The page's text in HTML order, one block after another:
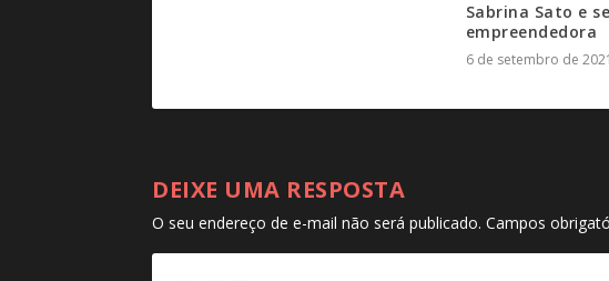
Sabrina Sato e
empreendedora
6 de setembro de 2021
DEIXE UMA RESPOSTA
O seu endereço de e-mail não será publicado. Campos